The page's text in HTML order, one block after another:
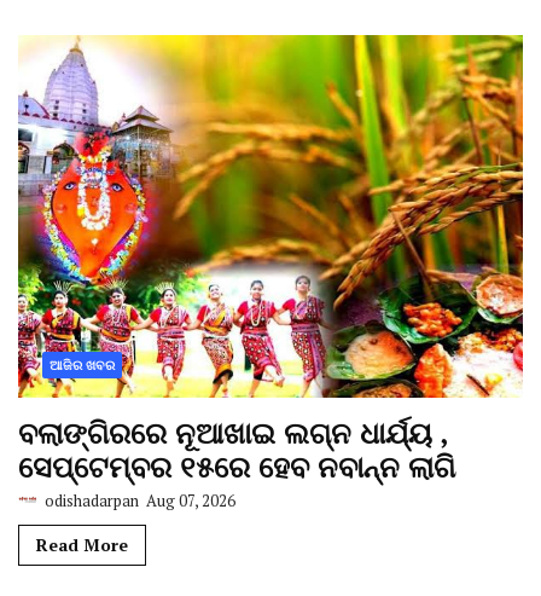
ଆଜିର ଖବର
ବଲାଙ୍ଗିରରେ ନୂଆଖାଇ ଲଗ୍ନ ଧାର୍ଯ୍ୟ ,
ସେପ୍ଟେମ୍ବର ୧୫ରେ ହେବ ନବାନ୍ନ ଲାଗି
odishadarpan Aug 07, 2026
Read More